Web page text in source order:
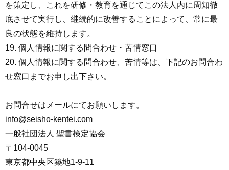
を策定し、これを研修・教育を通じてこの法人内に周知徹
底させて実行し、継続的に改善することによって、常に最
良の状態を維持します。
個人情報に関する問合わせ・苦情窓口
個人情報に関する問合わせ、苦情等は、下記のお問合わ
せ窓口までお申し出下さい。
お問合せはメールにてお願いします。
info@seisho-kentei.com
一般社団法人 聖書検定協会
〒104-0045
東京都中央区築地1-9-11